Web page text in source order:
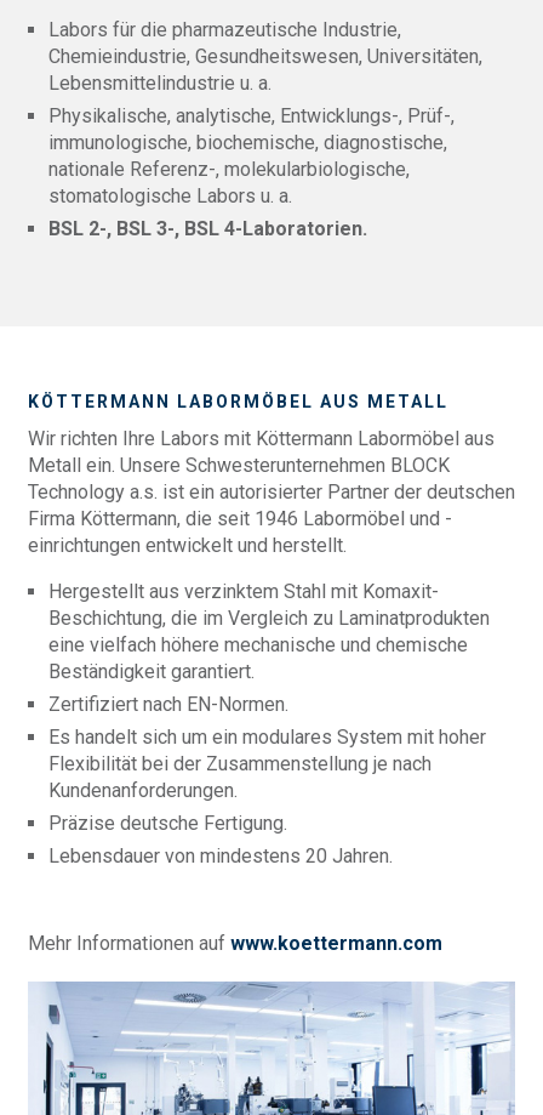
Labors für die pharmazeutische Industrie,
Chemieindustrie, Gesundheitswesen, Universitäten,
Lebensmittelindustrie u. a.
Physikalische, analytische, Entwicklungs-, Prüf-,
immunologische, biochemische, diagnostische,
nationale Referenz-, molekularbiologische,
stomatologische Labors u. a.
BSL 2-, BSL 3-, BSL 4-Laboratorien.
KÖTTERMANN LABORMÖBEL AUS METALL
Wir richten Ihre Labors mit Köttermann Labormöbel aus
Metall ein. Unsere Schwesterunternehmen BLOCK
Technology a.s. ist ein autorisierter Partner der deutschen
Firma Köttermann, die seit 1946 Labormöbel und -
einrichtungen entwickelt und herstellt.
Hergestellt aus verzinktem Stahl mit Komaxit-
Beschichtung, die im Vergleich zu Laminatprodukten
eine vielfach höhere mechanische und chemische
Beständigkeit garantiert.
Zertifiziert nach EN-Normen.
Es handelt sich um ein modulares System mit hoher
Flexibilität bei der Zusammenstellung je nach
Kundenanforderungen.
Präzise deutsche Fertigung.
Lebensdauer von mindestens 20 Jahren.
Mehr Informationen auf www.koettermann.com